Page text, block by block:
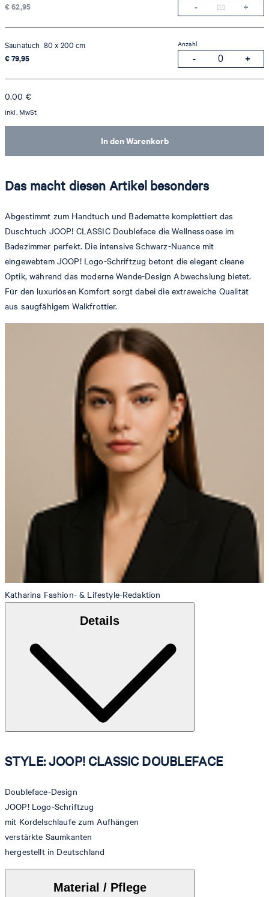
€ 62,95
Saunatuch 80 x 200 cm
€ 79,95
Anzahl
In den Warenkorb
0.00 €
inkl. MwSt
Das macht diesen Artikel besonders
Abgestimmt zum Handtuch und Badematte komplettiert das
Duschtuch JOOP! CLASSIC Doubleface die Wellnessoase im
Badezimmer perfekt. Die intensive Schwarz-Nuance mit
eingewebtem JOOP! Logo-Schriftzug betont die elegant cleane
Optik, während das moderne Wende-Design Abwechslung bietet.
Für den luxuriösen Komfort sorgt dabei die extraweiche Qualität
aus saugfähigem Walkfrottier.
Katharina Fashion- & Lifestyle-Redaktion
Details
STYLE: JOOP! CLASSIC DOUBLEFACE
Doubleface-Design
JOOP! Logo-Schriftzug
mit Kordelschlaufe zum Aufhängen
verstärkte Saumkanten
hergestellt in Deutschland
Material / Pflege